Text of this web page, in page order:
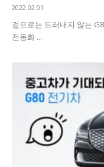
2022.02.01
겉으로는 드러내지 않는
전동화 ...